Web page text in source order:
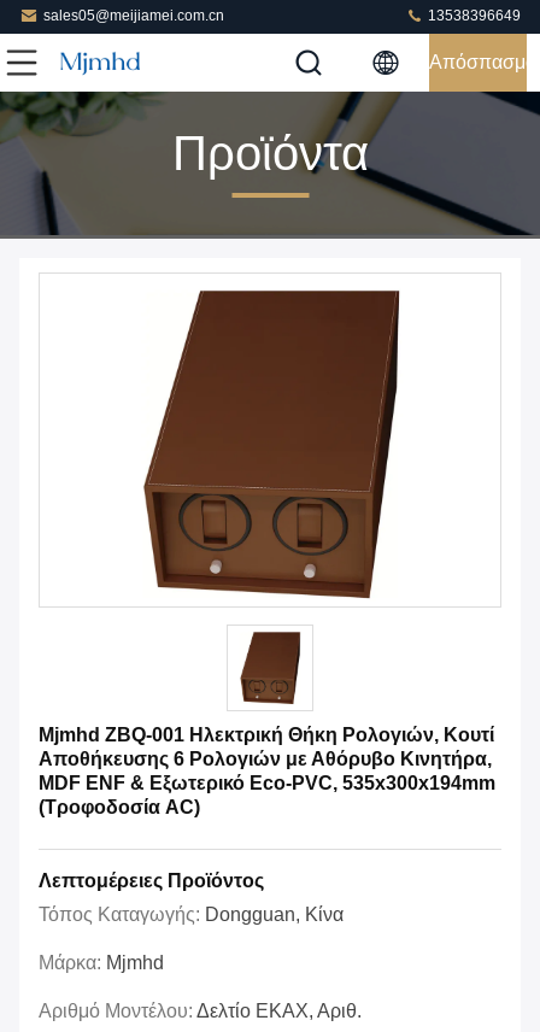
sales05@meijiamei.com.cn 13538396649
Απόσπασμα
Προϊόντα
Mjmhd ZBQ-001 Ηλεκτρική Θήκη Ρολογιών, Κουτί
Αποθήκευσης 6 Ρολογιών με Αθόρυβο Κινητήρα,
MDF ENF & Εξωτερικό Eco-PVC, 535x300x194mm
(Τροφοδοσία AC)
Λεπτομέρειες Προϊόντος
Τόπος Καταγωγής: Dongguan, Κίνα
Μάρκα: Mjmhd
Αριθμό Μοντέλου: Δελτίο ΕΚΑΧ, Αριθ.